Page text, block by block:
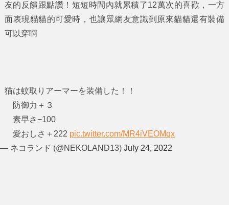
友的反饋跟點讚！短短時間內就累積了12萬次的喜歡，一方
面表現貓貓的可愛時，也讓眾網友意識到原來貓貓還有裝備
可以穿啊
猫は蚊取りアーマーを装備した！！
防御力＋３
素早さ−100
愛おしさ＋222 pic.twitter.com/MR4iVEOMqx
— ネコランド (@NEKOLAND13) July 24, 2022